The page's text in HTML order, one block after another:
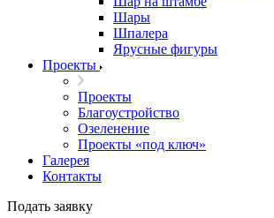
Шары
Шпалера
Ярусные фигуры
Проекты
Проекты
Благоустройство
Озеленение
Проекты «под ключ»
Галерея
Контакты
Подать заявку